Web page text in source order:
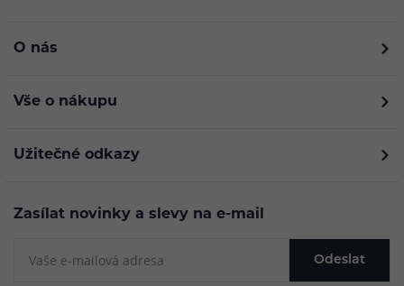
O nás
Vše o nákupu
Užitečné odkazy
Zasílat novinky a slevy na e-mail
Odeslat